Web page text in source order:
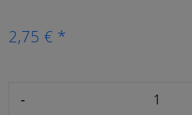
2,75 € *
-